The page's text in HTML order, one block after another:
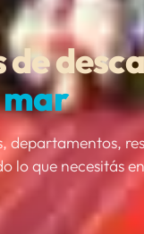
de
departamentos,
lo que necesitás